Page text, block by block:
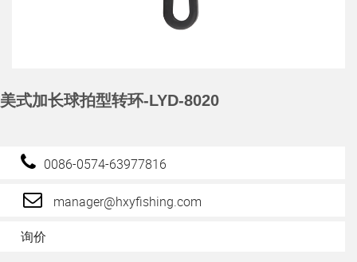
美式加长球拍型转环-LYD-8020
0086-0574-63977816
manager@hxyfishing.com
询价